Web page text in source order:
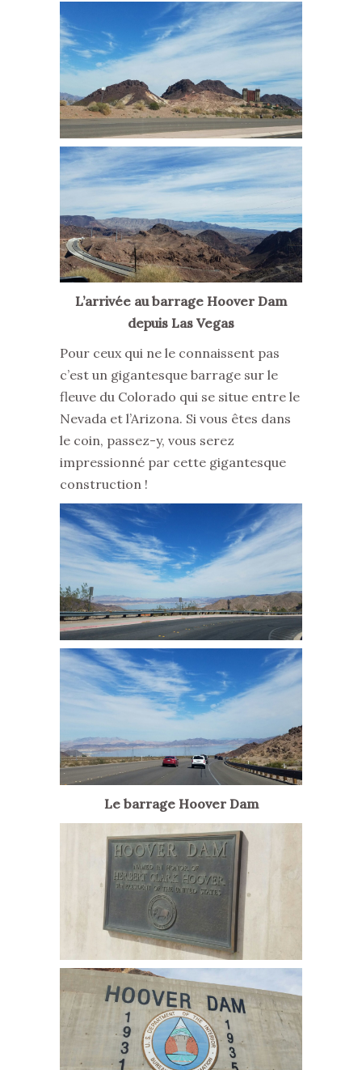
L’arrivée au barrage Hoover Dam
depuis Las Vegas
Pour ceux qui ne le connaissent pas
c’est un gigantesque barrage sur le
fleuve du Colorado qui se situe entre le
Nevada et l’Arizona. Si vous êtes dans
le coin, passez-y, vous serez
impressionné par cette gigantesque
construction !
Le barrage Hoover Dam